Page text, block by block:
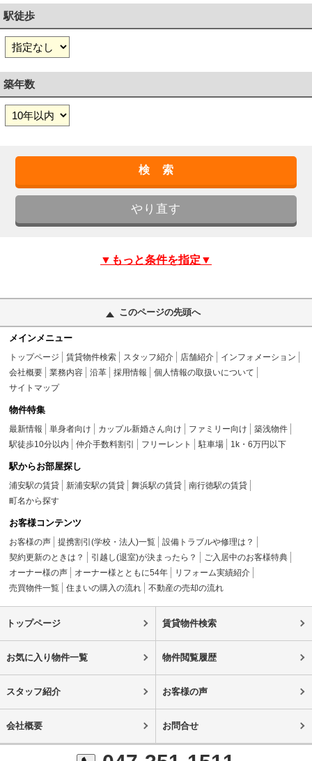
駅徒歩
築年数
▼もっと条件を指定▼
このページの先頭へ
メインメニュー
トップページ 賃貸物件検索 スタッフ紹介 店舗紹介
インフォメーション
会社概要
業務内容 沿革 採用情報
個人情報の取扱いについて
サイトマップ
物件特集
最新情報 単身者向け カップル新婚さん向け ファミリー向け
築浅物件
駅徒歩10分以内
仲介手数料割引 フリーレント 駐車場 1k・6万円以下
駅からお部屋探し
浦安駅の賃貸 新浦安駅の賃貸 舞浜駅の賃貸
南行徳駅の賃貸
町名から探す
お客様コンテンツ
お客様の声 提携割引(学校・法人)一覧
設備トラブルや修理は？
契約更新のときは？
引越し(退室)が決まったら？
ご入居中のお客様特典
オーナー様の声
オーナー様とともに54年
リフォーム実績紹介
売買物件一覧
住まいの購入の流れ 不動産の売却の流れ
トップページ 賃貸物件検索
お気に入り物件一覧 物件閲覧履歴
スタッフ紹介 お客様の声
会社概要 お問合せ